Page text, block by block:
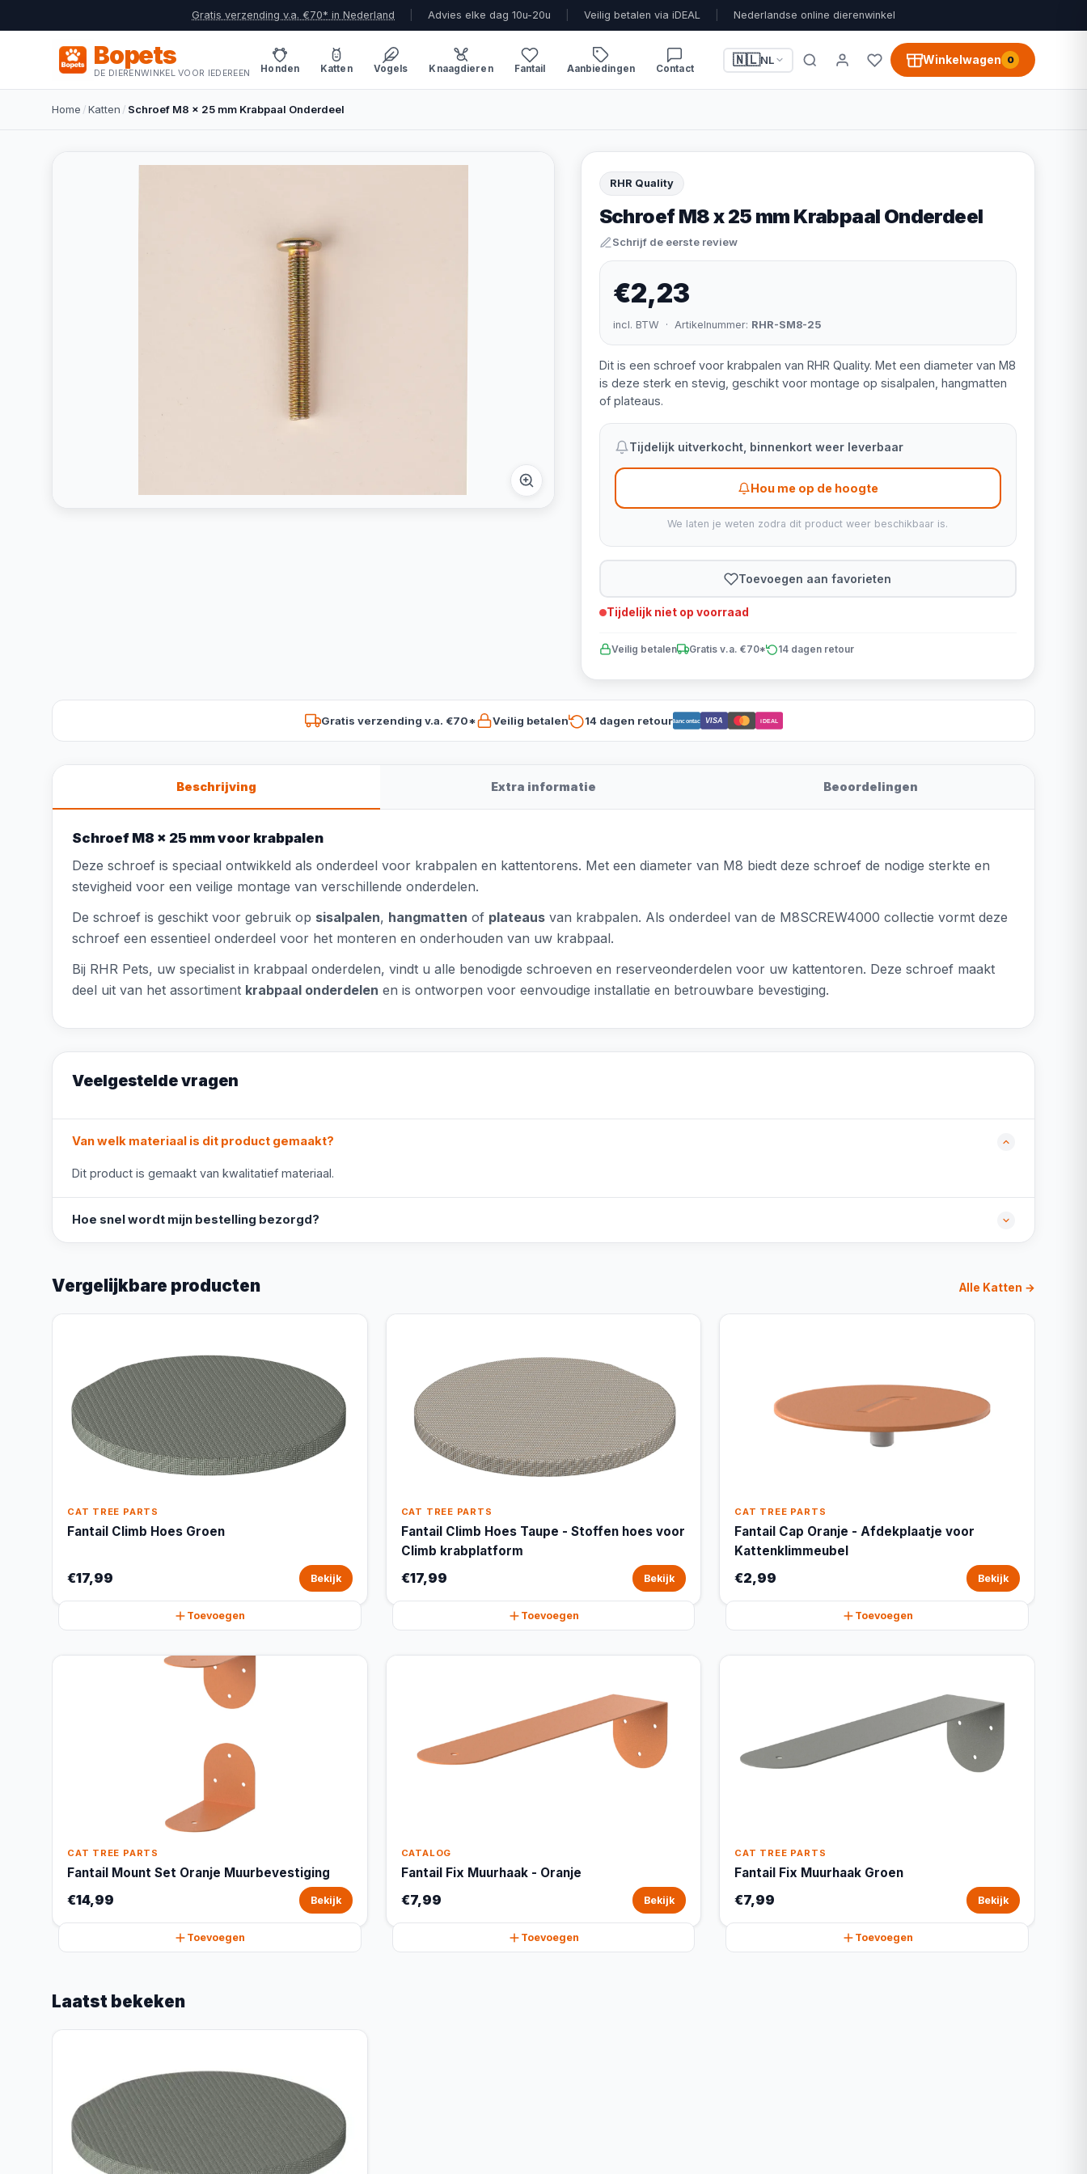
Gratis verzending v.a. €70* in Nederland Advies elke dag 10u-20u Veilig betalen via iDEAL Nederlandse online dierenwinkel
Bopets
DE DIERENWINKEL VOOR IEDEREEN Honden Katten Vogels Knaagdieren Fantail Aanbiedingen Contact
🇳🇱NL Winkelwagen 0
Home /Katten / Schroef M8 x 25 mm Krabpaal Onderdeel
RHR Quality
Schroef M8 x 25 mm Krabpaal Onderdeel
Schrijf de eerste review
€2,23
incl. BTW · Artikelnummer: RHR-SM8-25
Dit is een schroef voor krabpalen van RHR Quality. Met een diameter van M8
is deze sterk en stevig, geschikt voor montage op sisalpalen, hangmatten
of plateaus.
Tijdelijk uitverkocht, binnenkort weer leverbaar
Hou me op de hoogte
We laten je weten zodra dit product weer beschikbaar is.
Toevoegen aan favorieten
Tijdelijk niet op voorraad
Veilig betalen Gratis v.a. €70* 14 dagen retour
Gratis verzending v.a. €70* Veilig betalen 14 dagen retourBancontact VISA iDEAL
Beschrijving Extra informatie Beoordelingen
Schroef M8 x 25 mm voor krabpalen
Deze schroef is speciaal ontwikkeld als onderdeel voor krabpalen en kattentorens. Met een diameter van M8 biedt deze schroef de nodige sterkte en
stevigheid voor een veilige montage van verschillende onderdelen.
De schroef is geschikt voor gebruik op sisalpalen, hangmatten of plateaus van krabpalen. Als onderdeel van de M8SCREW4000 collectie vormt deze
schroef een essentieel onderdeel voor het monteren en onderhouden van uw krabpaal.
Bij RHR Pets, uw specialist in krabpaal onderdelen, vindt u alle benodigde schroeven en reserveonderdelen voor uw kattentoren. Deze schroef maakt
deel uit van het assortiment krabpaal onderdelen en is ontworpen voor eenvoudige installatie en betrouwbare bevestiging.
Veelgestelde vragen
Van welk materiaal is dit product gemaakt?
Dit product is gemaakt van kwalitatief materiaal.
Hoe snel wordt mijn bestelling bezorgd?
Vergelijkbare producten Alle Katten →
CAT TREE PARTS
Fantail Climb Hoes Groen
€17,99 Bekijk
Toevoegen
CAT TREE PARTS
Fantail Climb Hoes Taupe - Stoffen hoes voor
Climb krabplatform
€17,99 Bekijk
Toevoegen
CAT TREE PARTS
Fantail Cap Oranje - Afdekplaatje voor
Kattenklimmeubel
€2,99 Bekijk
Toevoegen
CAT TREE PARTS
Fantail Mount Set Oranje Muurbevestiging
€14,99 Bekijk
Toevoegen
CATALOG
Fantail Fix Muurhaak - Oranje
€7,99 Bekijk
Toevoegen
CAT TREE PARTS
Fantail Fix Muurhaak Groen
€7,99 Bekijk
Toevoegen
Laatst bekeken